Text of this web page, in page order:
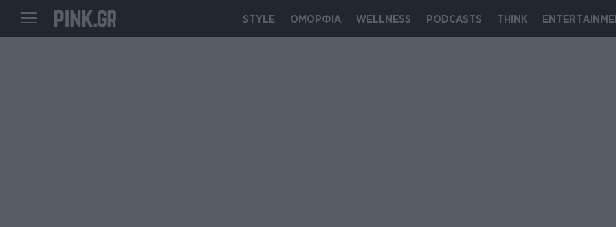
STYLE ΟΜΟΡΦΙΑ WELLNESS PODCASTS THINK